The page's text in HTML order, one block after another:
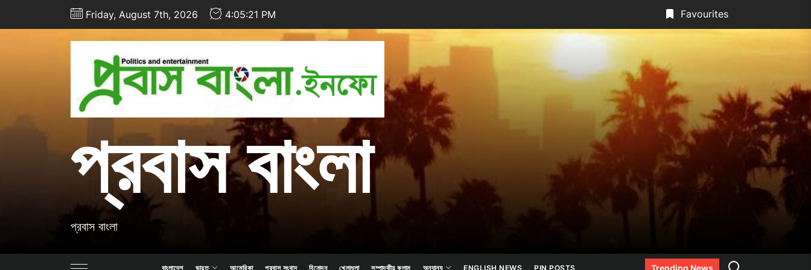
Friday, August 7th, 2026 4:05:23 PM Favourites
প্রবাস
বাংলা
প্রবাস বাংলা
প্রবাস বাংলা
বাংলাদেশ ভারত আমেরিকা প্রবাস সংবাদ বিনোদন খেলাধুলা সম্পাদকীয় কলাম অন্যান্য ENGLISH NEWS PIN POSTS Trending News Search